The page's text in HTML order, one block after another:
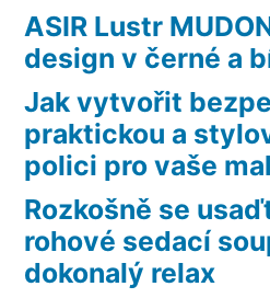
ASIR Lustr
design v černé a
Jak vytvořit
praktickou a
polici pro vaše
Rozkošně se
rohové sedací
dokonalý relax